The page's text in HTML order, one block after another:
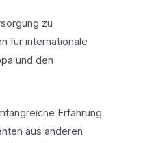
zu
für internationale
und den
Erfahrung
aus anderen